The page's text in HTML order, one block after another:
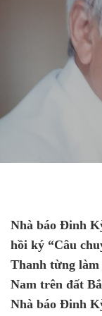
Nhà báo Đinh
hồi ký “Câu
Thanh từng
Nam trên đất
Nhà báo Đinh